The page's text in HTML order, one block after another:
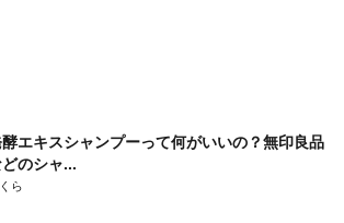
エキスシャンプーって何がいいの？無印良品
のシャ...
ら